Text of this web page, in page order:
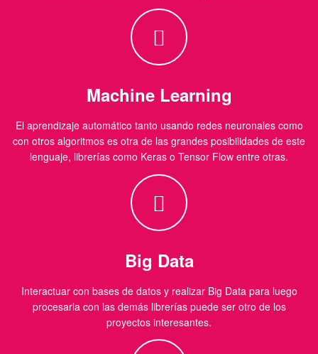
Machine Learning
El aprendizaje automático tanto usando redes neuronales como
con otros algoritmos es otra de las grandes posibilidades de este
lenguaje, librerías como Keras o Tensor Flow entre otras.
Big Data
Interactuar con bases de datos y realizar Big Data para luego
procesarla con las demás librerías puede ser otro de los
proyectos interesantes.